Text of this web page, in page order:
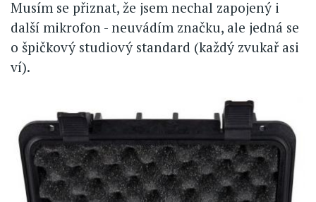
Musím se přiznat, že jsem nechal zapojený i
další mikrofon - neuvádím značku, ale jedná se
o špičkový studiový standard (každý zvukař asi
ví).